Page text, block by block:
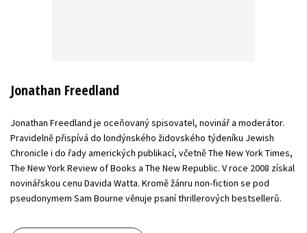
Jonathan Freedland
Jonathan Freedland je oceňovaný spisovatel, novinář a moderátor.
Pravidelně přispívá do londýnského židovského týdeníku Jewish
Chronicle i do řady amerických publikací, včetně The New York Times,
The New York Review of Books a The New Republic. V roce 2008 získal
novinářskou cenu Davida Watta. Kromě žánru non-fiction se pod
pseudonymem Sam Bourne věnuje psaní thrillerových bestsellerů.